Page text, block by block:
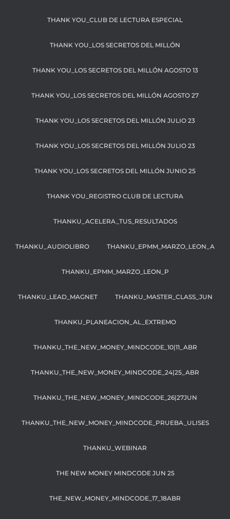
THANK YOU_CLUB DE LECTURA ESPECIAL
THANK YOU_LOS SECRETOS DEL MILLÓN
THANK YOU_LOS SECRETOS DEL MILLÓN AGOSTO 13
THANK YOU_LOS SECRETOS DEL MILLÓN AGOSTO 27
THANK YOU_LOS SECRETOS DEL MILLÓN JULIO 23
THANK YOU_LOS SECRETOS DEL MILLÓN JULIO 23
THANK YOU_LOS SECRETOS DEL MILLÓN JUNIO 25
THANK YOU_REGISTRO CLUB DE LECTURA
THANKU_ACELERA_TUS_RESULTADOS
THANKU_AUDIOLIBRO THANKU_EPMM_MARZO_LEON_A
THANKU_EPMM_MARZO_LEON_P
THANKU_LEAD_MAGNET THANKU_MASTER_CLASS_JUN
THANKU_PLANEACION_AL_EXTREMO
THANKU_THE_NEW_MONEY_MINDCODE_10|11_ABR
THANKU_THE_NEW_MONEY_MINDCODE_24|25_ABR
THANKU_THE_NEW_MONEY_MINDCODE_26|27JUN
THANKU_THE_NEW_MONEY_MINDCODE_PRUEBA_ULISES
THANKU_WEBINAR
THE NEW MONEY MINDCODE JUN 25
THE_NEW_MONEY_MINDCODE_17_18ABR